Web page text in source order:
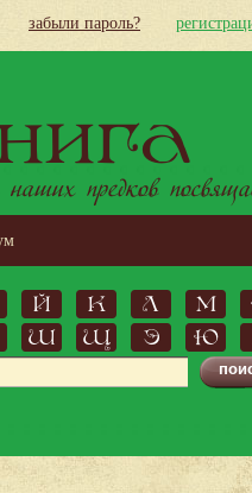
забыли пароль?
предков
Й К Л М
Ш Щ Э Ю